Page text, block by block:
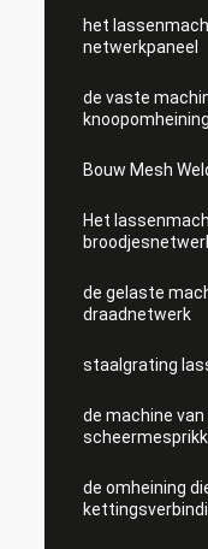
het
netwerkpaneel
de vaste
knoopomheining
Bouw Mesh
Het
de gelaste
draadnetwerk
staalgrating
de machine van
de omheining